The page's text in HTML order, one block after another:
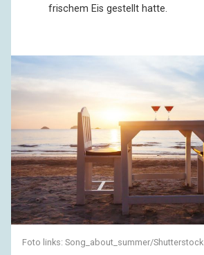
frischem Eis gestellt hatte.
Foto links: Song_about_summer/Shutterstock